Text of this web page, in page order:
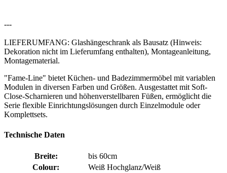
---
LIEFERUMFANG: Glashängeschrank als Bausatz (Hinweis:
Dekoration nicht im Lieferumfang enthalten), Montageanleitung,
Montagematerial.
"Fame-Line" bietet Küchen- und Badezimmermöbel mit variablen
Modulen in diversen Farben und Größen. Ausgestattet mit Soft-
Close-Scharnieren und höhenverstellbaren Füßen, ermöglicht die
Serie flexible Einrichtungslösungen durch Einzelmodule oder
Komplettsets.
Technische Daten
Breite:
bis 60cm
Colour:
Weiß Hochglanz/Weiß